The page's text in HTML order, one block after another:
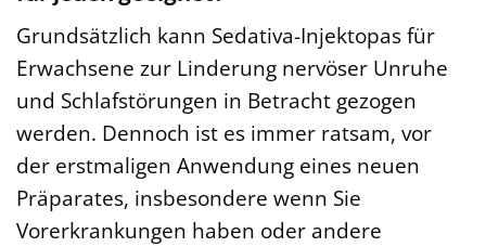
Grundsätzlich kann Sedativa-Injektopas für
Erwachsene zur Linderung nervöser Unruhe
und Schlafstörungen in Betracht gezogen
werden. Dennoch ist es immer ratsam, vor
der erstmaligen Anwendung eines neuen
Präparates, insbesondere wenn Sie
Vorerkrankungen haben oder andere